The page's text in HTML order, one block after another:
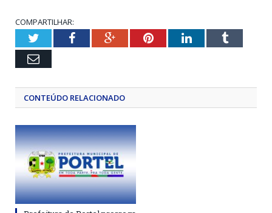
COMPARTILHAR:
TwitterFacebookGoogle+PinterestLinkedInTumblr
Email
CONTEÚDO RELACIONADO